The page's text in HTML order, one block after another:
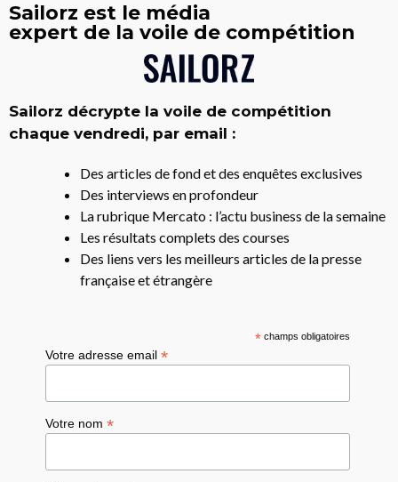
Sailorz est le média
expert de la voile de compétition
Sailorz décrypte la voile de compétition
chaque vendredi, par email :
Des articles de fond et des enquêtes exclusives
Des interviews en profondeur
La rubrique Mercato : l’actu business de la semaine
Les résultats complets des courses
Des liens vers les meilleurs articles de la presse
française et étrangère
*champs obligatoires
Votre adresse email*
Votre nom*